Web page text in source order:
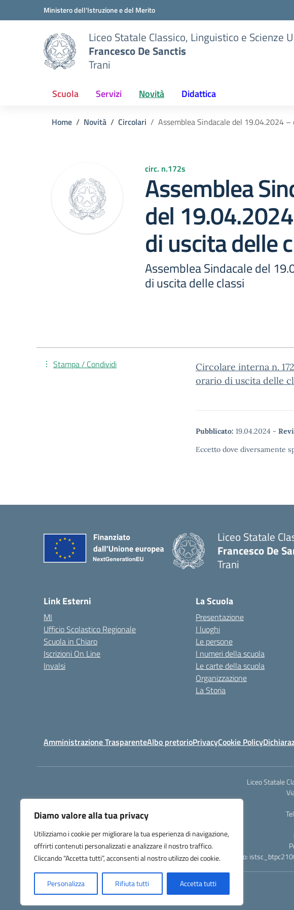
Diamo valore alla tua privacy
Utilizziamo i cookie per migliorare la tua esperienza di navigazione,
offrirti contenuti personalizzati e analizzare il nostro traffico.
Cliccando “Accetta tutti”, acconsenti al nostro utilizzo dei cookie.
Personalizza Rifiuta tutti Accetta tutti
Vai ai contenuti
Vai al menu di navigazioneMinistero dell'Istruzione e del Merito
Liceo Statale Classico, Linguistico e Scienze
Francesco De Sanctis
Trani
Scuola Servizi Novità Didattica
Home Novità Circolari Assemblea Sindacale del 19.04.2024
circ. n.172s
Assemblea
del
di uscita delle
Assemblea Sindacale del
di uscita delle classi
Circolare interna n.
orario di uscita delle
Pubblicato: 19.04.2024 -
Eccetto dove diversamente
Stampa / Condividi
Liceo Statale
Francesco De
Trani
Link Esterni
MI
Ufficio Scolastico Regionale
Scuola in Chiaro
Iscrizioni On Line
Invalsi
La Scuola
Presentazione
I luoghi
Le persone
I numeri della scuola
Le carte della scuola
Organizzazione
La Storia
Amministrazione TrasparenteAlbo pretorioPrivacyCookie Policy
Liceo Statale
Codice Meccanografico: